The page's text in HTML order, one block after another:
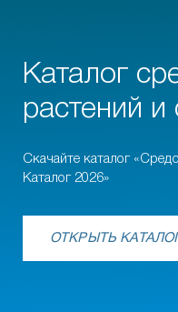
Каталог
растений и
Скачайте каталог
Каталог 2026»
ОТКРЫТЬ КАТАЛОГ